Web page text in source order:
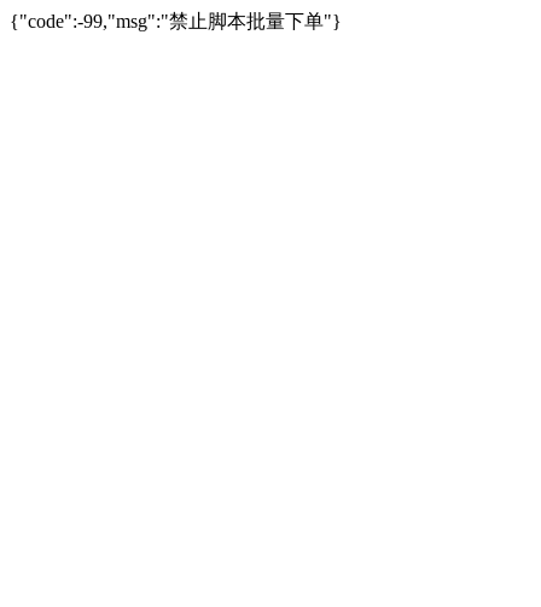
{"code":-99,"msg":"禁止脚本批量下单"}